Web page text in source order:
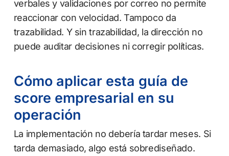
verbales y validaciones por correo no permite
reaccionar con velocidad. Tampoco da
trazabilidad. Y sin trazabilidad, la dirección no
puede auditar decisiones ni corregir políticas.
Cómo aplicar esta guía de
score empresarial en su
operación
La implementación no debería tardar meses. Si
tarda demasiado, algo está sobrediseñado.